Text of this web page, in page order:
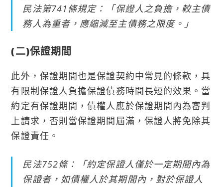
民法第741條規定：「保證人之負擔，較主債
務人為重者，應縮減至主債務之限度。」
(二)保證期間
此外，保證期間也是保證契約中常見的條款，具
有限制保證人負擔保證債務時間長短的效果。當
約定有保證期間，債權人應於保證期間內為審判
上請求，否則當保證期間屆滿，保證人將免除其
保證責任。
民法752條：「約定保證人僅於一定期間內為
保證者，如債權人於其期間內，對於保證人